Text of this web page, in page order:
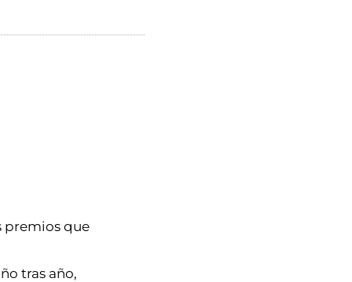
premios que
tras año,